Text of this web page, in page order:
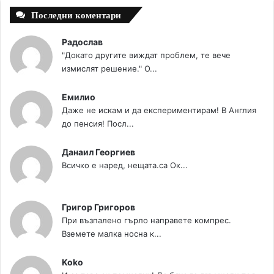
Последни коментари
Радослав
"Докато другите виждат проблем, те вече
измислят решение." О...
Емилио
Даже не искам и да експериментирам! В Англия
до пенсия! Посл...
Данаил Георгиев
Всичко е наред, нещата.са Ок...
Григор Григоров
При възпалено гърло направете компрес.
Вземете малка носна к...
Koko